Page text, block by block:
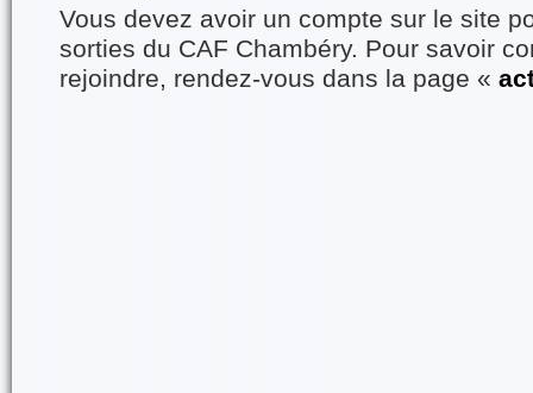
Vous devez avoir un compte sur le site
sorties du CAF Chambéry. Pour savoir
rejoindre, rendez-vous dans la page «